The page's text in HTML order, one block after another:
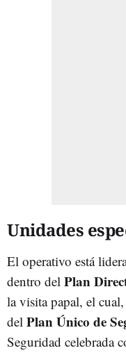
Unidades
El operativo está
dentro del Plan
la visita papal, el
del Plan Único de
Seguridad celebrada